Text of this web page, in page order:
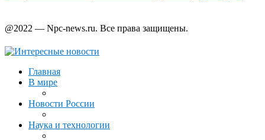
@2022 — Npc-news.ru. Все права защищены.
Главная
В мире
Новости России
Наука и технологии